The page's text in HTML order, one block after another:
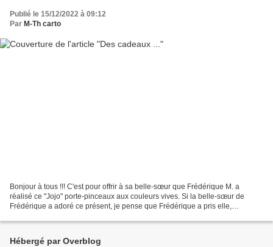
Publié le 15/12/2022 à 09:12
Par M-Th carto
Bonjour à tous !!! C'est pour offrir à sa belle-sœur que Frédérique M. a
réalisé ce "Jojo" porte-pinceaux aux couleurs vives. Si la belle-sœur de
Frédérique a adoré ce présent, je pense que Frédérique a pris elle,
Hébergé par Overblog